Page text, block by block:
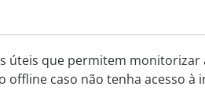
úteis que permitem monitorizar
caso não tenha acesso à